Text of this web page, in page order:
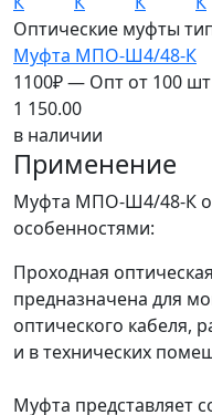
Оптические муфты
Муфта МПО-Ш4/48-К
1100₽ — Опт от 100 шт
1 150.00
в наличии
Применение
Муфта МПО-Ш4/48-К
особенностями:
Проходная
предназначена для
оптического кабеля,
и в технических
Муфта представляет